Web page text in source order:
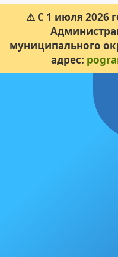
⚠ С 1 июля 2026
муниципального
адрес: